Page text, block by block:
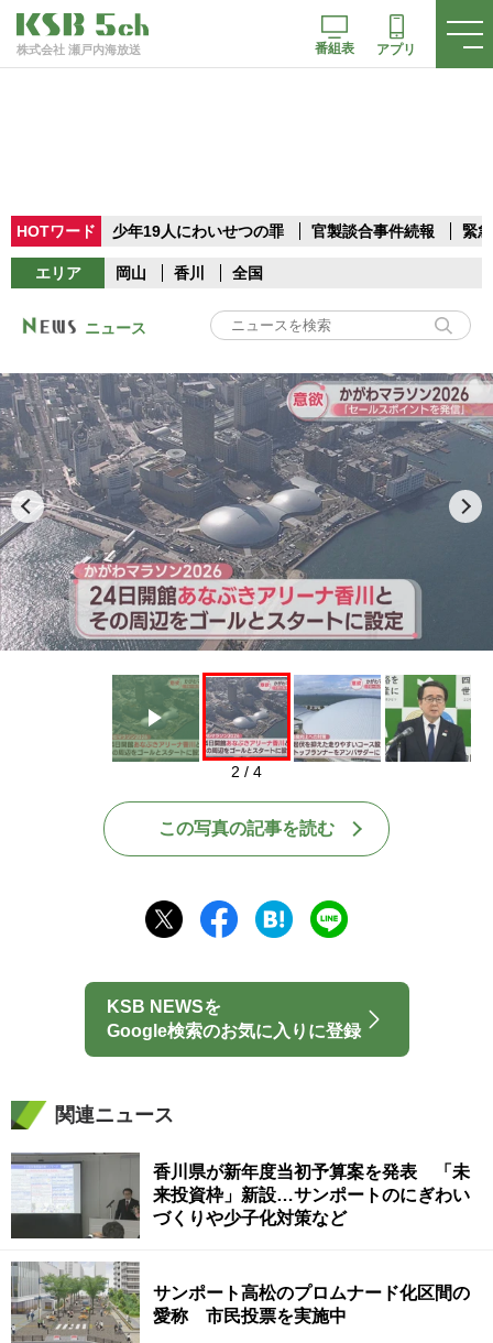
株式会社 瀬戸内海放送 番組表 アプリ
HOTワード 少年19人にわいせつの罪 官製談合事件続報 緊
エリア 岡山 香川 全国
ニュース
Play
2 / 4
この写真の記事を読む
KSB NEWSを
Google検索のお気に入りに登録
関連ニュース
香川県が新年度当初予算案を発表 「未
来投資枠」新設…サンポートのにぎわい
づくりや少子化対策など
サンポート高松のプロムナード化区間の
愛称 市民投票を実施中